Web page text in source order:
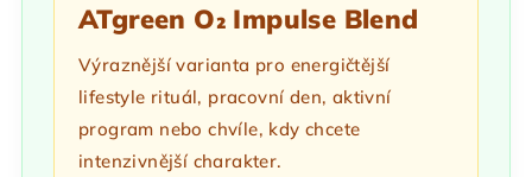
ATgreen O₂ Impulse Blend
Výraznější varianta pro energičtější
lifestyle rituál, pracovní den, aktivní
program nebo chvíle, kdy chcete
intenzivnější charakter.